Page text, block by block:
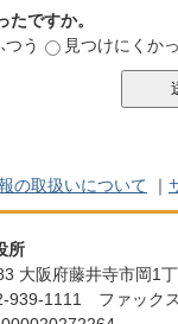
ですか。
つう 見つけにくか
の取扱いについて ｜
所
大阪府藤井寺市岡1
939-1111 ファック